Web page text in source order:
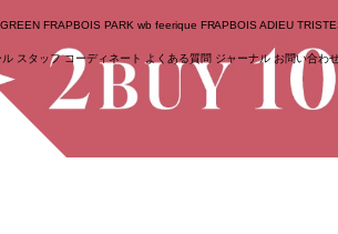
GREEN FRAPBOIS PARK wb feerique FRAPBOIS ADIEU
ル スタッフ コーディネート よくある質問 ジャーナル お問い合わ